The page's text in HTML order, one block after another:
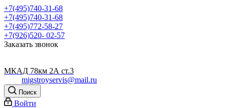
+7(495)740-31-68
+7(495)740-31-68
+7(495)772-58-27
+7(926)520- 02-57
Заказать звонок
МКАД 78км 2А ст.3
migstroyservis@mail.ru
Поиск
Войти